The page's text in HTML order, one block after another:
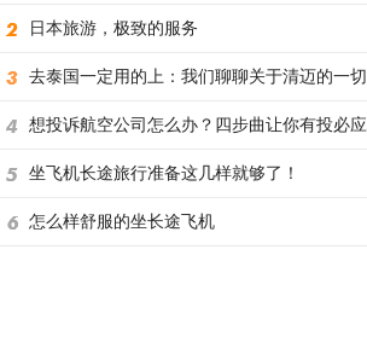
日本旅游，极致的服务
去泰国一定用的上：我们聊聊关于清迈的一切
想投诉航空公司怎么办？四步曲让你有投必应
坐飞机长途旅行准备这几样就够了！
怎么样舒服的坐长途飞机